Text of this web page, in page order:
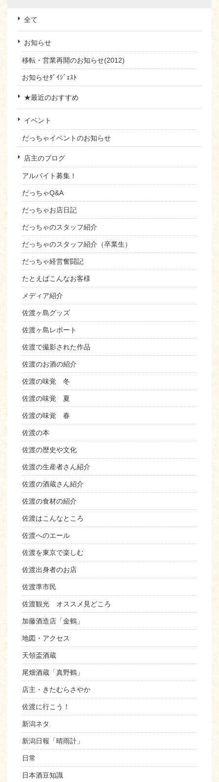
全て
お知らせ
移転・営業再開のお知らせ(2012)
お知らせﾀﾞｲｼﾞｪｽﾄ
★最近のおすすめ
イベント
だっちゃイベントのお知らせ
店主のブログ
アルバイト募集！
だっちゃQ&A
だっちゃお店日記
だっちゃのスタッフ紹介
だっちゃのスタッフ紹介（卒業生）
だっちゃ経営奮闘記
たとえばこんなお客様
メディア紹介
佐渡ヶ島グッズ
佐渡ヶ島レポート
佐渡で撮影された作品
佐渡のお酒の紹介
佐渡の味覚 冬
佐渡の味覚 夏
佐渡の味覚 春
佐渡の本
佐渡の歴史や文化
佐渡の生産者さん紹介
佐渡の酒蔵さん紹介
佐渡の食材の紹介
佐渡はこんなところ
佐渡へのエール
佐渡を東京で楽しむ
佐渡出身者のお店
佐渡準市民
佐渡観光 オススメ見どころ
加藤酒造店「金鶴」
地図・アクセス
天領盃酒蔵
尾畑酒蔵「真野鶴」
店主・きたむらさやか
佐渡に行こう！
新潟ネタ
新潟日報「晴雨計」
日常
日本酒豆知識